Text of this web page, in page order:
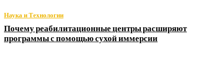
Наука и Технологии
Почему реабилитационные центры расширяют
программы с помощью сухой иммерсии